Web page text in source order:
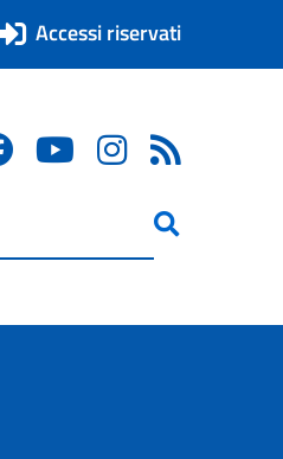
Accessi riservati
ricerca